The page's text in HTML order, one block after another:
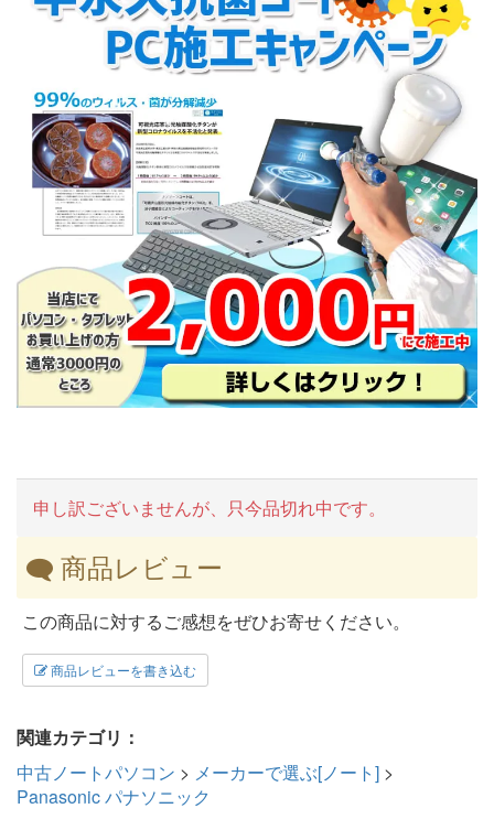
申し訳ございませんが、只今品切れ中です。
商品レビュー
この商品に対するご感想をぜひお寄せください。
商品レビューを書き込む
関連カテゴリ：
中古ノートパソコン > メーカーで選ぶ[ノート] >
Panasonic パナソニック